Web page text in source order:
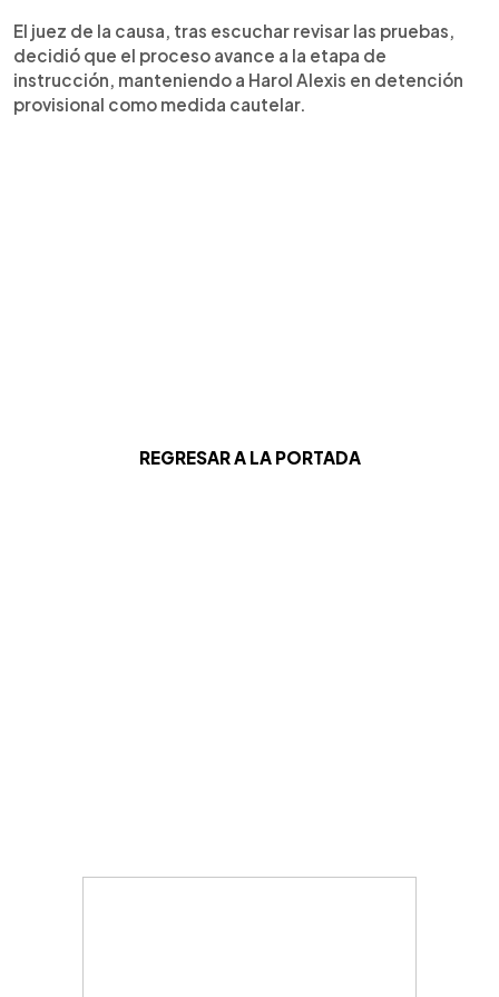
El juez de la causa, tras escuchar revisar las pruebas,
decidió que el proceso avance a la etapa de
instrucción, manteniendo a Harol Alexis en detención
provisional como medida cautelar.
REGRESAR A LA PORTADA